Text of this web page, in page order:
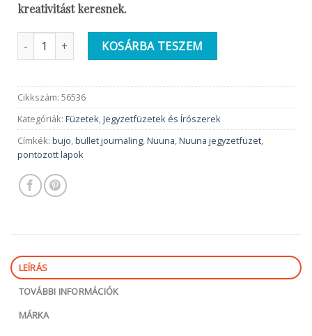
kreativitást keresnek.
NUUNA Prémium Jegyzetfüzet | Graphic S Pontozott, lapos |
KOSÁRBA TESZEM
Cikkszám: 56536
Kategóriák: Füzetek,Jegyzetfüzetek és Írószerek
Címkék: bujo,bullet journaling,Nuuna,Nuuna jegyzetfüzet,
pontozott lapok
LEÍRÁS
TOVÁBBI INFORMÁCIÓK
MÁRKA